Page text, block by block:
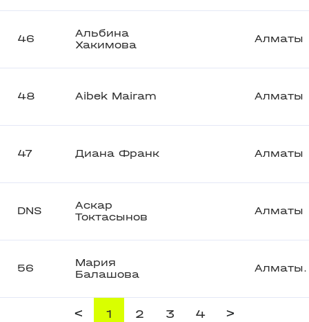
46
Альбина
Хакимова
Алматы
48 Aibek Mairam Алматы
47 Диана Франк Алматы
DNS
Аскар
Токтасынов
Алматы
56
Мария
Балашова
Алматы.
< 1 2 3 4 >